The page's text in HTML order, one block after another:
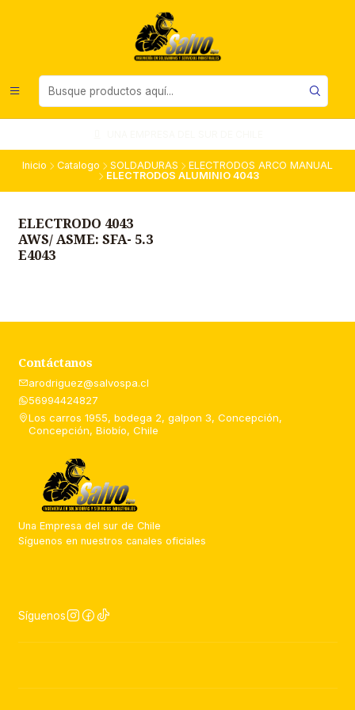
Inicio Catalogo SOLDADURAS
ELECTRODOS ARCO MANUAL
ELECTRODOS ALUMINIO 4043
ELECTRODO 4043
AWS/ ASME: SFA- 5.3
E4043
Contáctanos
arodriguez@salvospa.cl
56994424827
Los carros 1955, bodega 2, galpon 3, Concepción,
Concepción, Biobío, Chile
Una Empresa del sur de Chile
Síguenos en nuestros canales oficiales
Síguenos